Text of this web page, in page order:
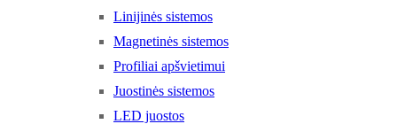
Linijinės sistemos
Magnetinės sistemos
Profiliai apšvietimui
Juostinės sistemos
LED juostos